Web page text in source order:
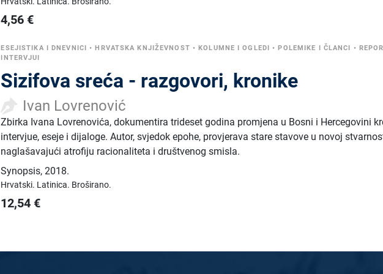
4,56 €
ESEJISTIKA I DNEVNICI • HRVATSKA KNJIŽEVNOST • KOLUMNE I OGLEDI • POLEMIKE I ČLANCI •
INTERVJUI
Sizifova sreća - razgovori, kronike
Ivan Lovrenović
Zbirka Ivana Lovrenovića, dokumentira trideset godina promjena u Bosni i Hercegovini
intervjue, eseje i dijaloge. Autor, svjedok epohe, provjerava stare stavove u novoj
naglašavajući atrofiju racionaliteta i društvenog smisla.
Synopsis,2018.
Hrvatski. Latinica. Broširano.
12,54 €